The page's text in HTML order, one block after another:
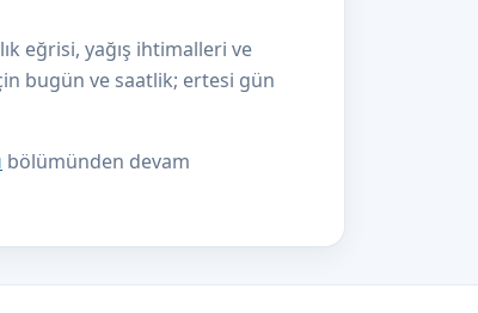
eğrisi, yağış ihtimalleri ve
bugün ve saatlik; ertesi gün
bölümünden devam